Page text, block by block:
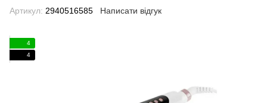
Артикул: 2940516585 Написати відгук
4
4